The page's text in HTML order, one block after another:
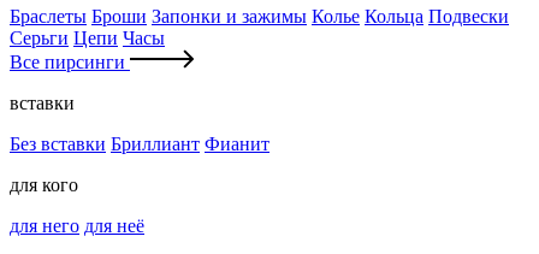
Браслеты Броши Запонки и зажимы Колье Кольца Подвески
Серьги Цепи Часы
Все пирсинги
вставки
Без вставки Бриллиант Фианит
для кого
для него для неё